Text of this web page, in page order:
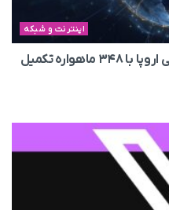
اینترنت و شبکه
شبکه اینترنت ماهواره‌ای اختصاصی اروپا با ۳۴۸ ماهواره تکمیل